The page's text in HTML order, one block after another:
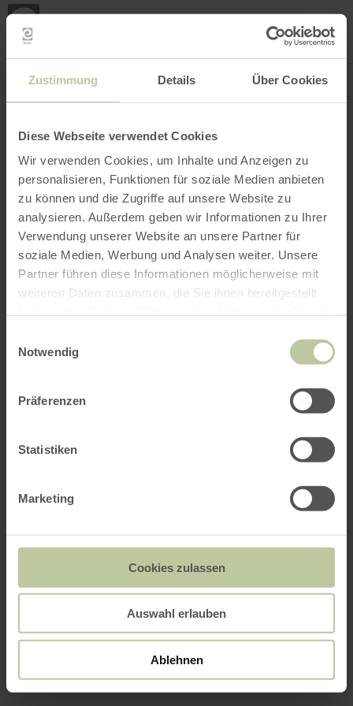
Zustimmung Details Über Cookies
Diese Webseite verwendet Cookies
Wir verwenden Cookies, um Inhalte und Anzeigen zu
personalisieren, Funktionen für soziale Medien anbieten
zu können und die Zugriffe auf unsere Website zu
analysieren. Außerdem geben wir Informationen zu Ihrer
Verwendung unserer Website an unsere Partner für
soziale Medien, Werbung und Analysen weiter. Unsere
Partner führen diese Informationen möglicherweise mit
weiteren Daten zusammen, die Sie ihnen bereitgestellt
Notwendig
Präferenzen
Statistiken
Marketing
Cookies zulassen
Auswahl erlauben
Ablehnen
CARTE INTERACTIVE
ma
Ouvrir le filtre